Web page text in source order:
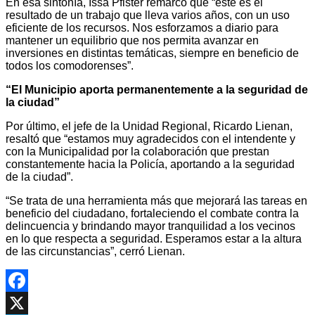
En esa sintonía, Issa Pfister remarcó que “este es el
resultado de un trabajo que lleva varios años, con un uso
eficiente de los recursos. Nos esforzamos a diario para
mantener un equilibrio que nos permita avanzar en
inversiones en distintas temáticas, siempre en beneficio de
todos los comodorenses”.
“El Municipio aporta permanentemente a la seguridad de
la ciudad”
Por último, el jefe de la Unidad Regional, Ricardo Lienan,
resaltó que “estamos muy agradecidos con el intendente y
con la Municipalidad por la colaboración que prestan
constantemente hacia la Policía, aportando a la seguridad
de la ciudad”.
“Se trata de una herramienta más que mejorará las tareas en
beneficio del ciudadano, fortaleciendo el combate contra la
delincuencia y brindando mayor tranquilidad a los vecinos
en lo que respecta a seguridad. Esperamos estar a la altura
de las circunstancias”, cerró Lienan.
Facebook